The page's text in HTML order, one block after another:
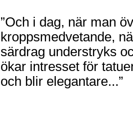
”Och i dag, när man
kroppsmedvetande,
särdrag understryks
ökar intresset för
och blir elegantare...”